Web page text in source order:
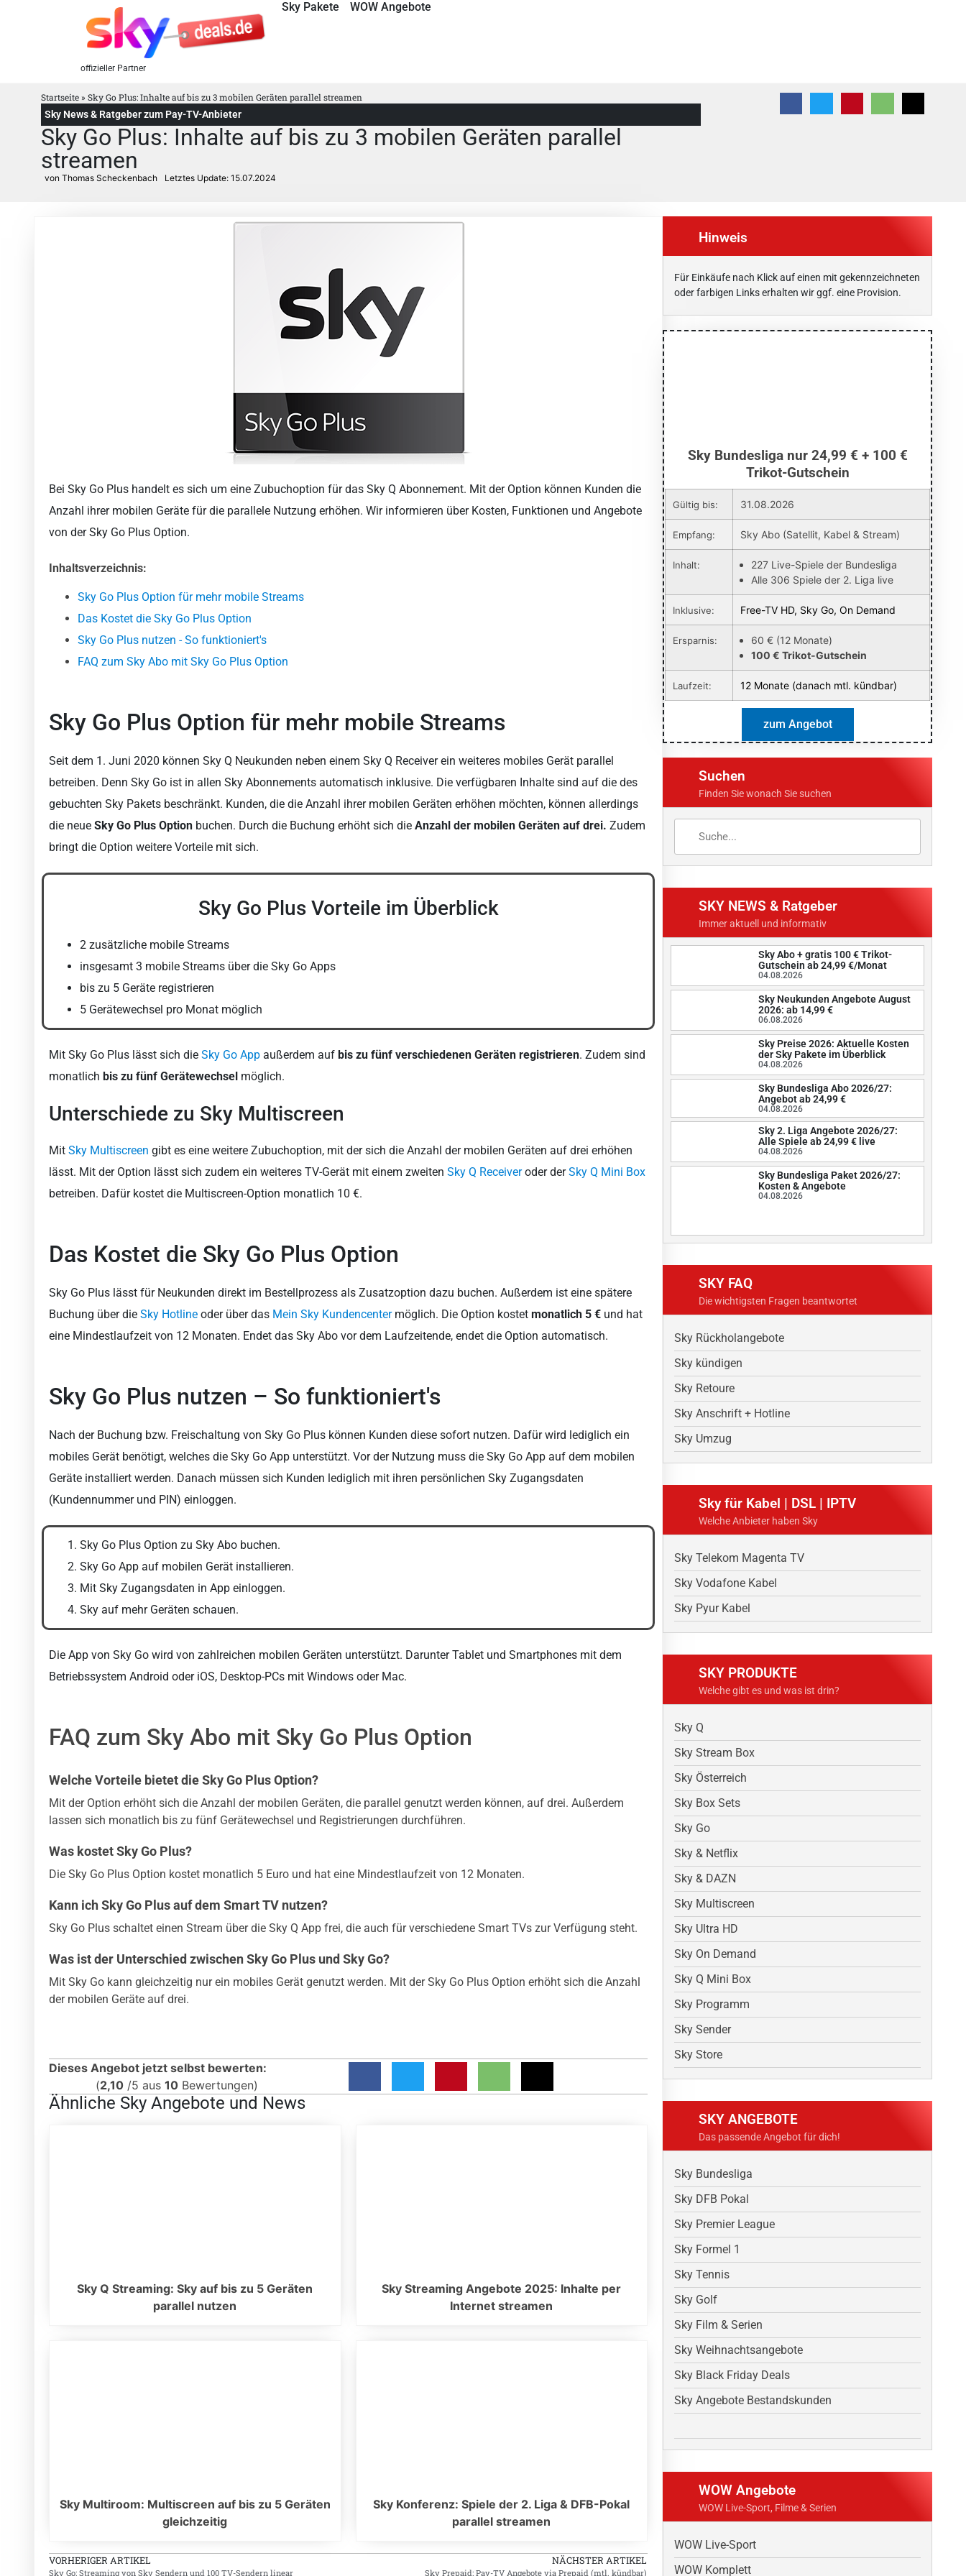
offizieller Partner
Sky Pakete WOW Angebote
Startseite» Sky Go Plus: Inhalte auf bis zu 3 mobilen Geräten parallel streamen
Sky News & Ratgeber zum Pay-TV-Anbieter
Sky Go Plus: Inhalte auf bis zu 3 mobilen Geräten parallel
streamen
von Thomas Scheckenbach Letztes Update: 15.07.2024
Bei Sky Go Plus handelt es sich um eine Zubuchoption für das Sky Q Abonnement. Mit der Option können Kunden die
Anzahl ihrer mobilen Geräte für die parallele Nutzung erhöhen. Wir informieren über Kosten, Funktionen und Angebote
von der Sky Go Plus Option.
Inhaltsverzeichnis:
Sky Go Plus Option für mehr mobile Streams
Das Kostet die Sky Go Plus Option
Sky Go Plus nutzen - So funktioniert's
FAQ zum Sky Abo mit Sky Go Plus Option
Sky Go Plus Option für mehr mobile Streams
Seit dem 1. Juni 2020 können Sky Q Neukunden neben einem Sky Q Receiver ein weiteres mobiles Gerät parallel
betreiben. Denn Sky Go ist in allen Sky Abonnements automatisch inklusive. Die verfügbaren Inhalte sind auf die des
gebuchten Sky Pakets beschränkt. Kunden, die die Anzahl ihrer mobilen Geräten erhöhen möchten, können allerdings
die neue Sky Go Plus Option buchen. Durch die Buchung erhöht sich die Anzahl der mobilen Geräten auf drei. Zudem
bringt die Option weitere Vorteile mit sich.
Sky Go Plus Vorteile im Überblick
2 zusätzliche mobile Streams
insgesamt 3 mobile Streams über die Sky Go Apps
bis zu 5 Geräte registrieren
5 Gerätewechsel pro Monat möglich
Mit Sky Go Plus lässt sich die Sky Go App außerdem auf bis zu fünf verschiedenen Geräten registrieren. Zudem sind
monatlich bis zu fünf Gerätewechsel möglich.
Unterschiede zu Sky Multiscreen
Mit Sky Multiscreen gibt es eine weitere Zubuchoption, mit der sich die Anzahl der mobilen Geräten auf drei erhöhen
lässt. Mit der Option lässt sich zudem ein weiteres TV-Gerät mit einem zweiten Sky Q Receiveroder derSky Q Mini Box
betreiben. Dafür kostet die Multiscreen-Option monatlich 10 €.
Das Kostet die Sky Go Plus Option
Sky Go Plus lässt für Neukunden direkt im Bestellprozess als Zusatzoption dazu buchen. Außerdem ist eine spätere
Buchung über die Sky Hotline oder über das Mein Sky Kundencentermöglich. Die Option kostet monatlich 5 € und hat
eine Mindestlaufzeit von 12 Monaten. Endet das Sky Abo vor dem Laufzeitende, endet die Option automatisch.
Sky Go Plus nutzen – So funktioniert's
Nach der Buchung bzw. Freischaltung von Sky Go Plus können Kunden diese sofort nutzen. Dafür wird lediglich ein
mobiles Gerät benötigt, welches die Sky Go App unterstützt. Vor der Nutzung muss die Sky Go App auf dem mobilen
Geräte installiert werden. Danach müssen sich Kunden lediglich mit ihren persönlichen Sky Zugangsdaten
(Kundennummer und PIN) einloggen.
Sky Go Plus Option zu Sky Abo buchen.
Sky Go App auf mobilen Gerät installieren.
Mit Sky Zugangsdaten in App einloggen.
Sky auf mehr Geräten schauen.
Die App von Sky Go wird von zahlreichen mobilen Geräten unterstützt. Darunter Tablet und Smartphones mit dem
Betriebssystem Android oder iOS, Desktop-PCs mit Windows oder Mac.
FAQ zum Sky Abo mit Sky Go Plus Option
Welche Vorteile bietet die Sky Go Plus Option?
Mit der Option erhöht sich die Anzahl der mobilen Geräten, die parallel genutzt werden können, auf drei. Außerdem
lassen sich monatlich bis zu fünf Gerätewechsel und Registrierungen durchführen.
Was kostet Sky Go Plus?
Die Sky Go Plus Option kostet monatlich 5 Euro und hat eine Mindestlaufzeit von 12 Monaten.
Kann ich Sky Go Plus auf dem Smart TV nutzen?
Sky Go Plus schaltet einen Stream über die Sky Q App frei, die auch für verschiedene Smart TVs zur Verfügung steht.
Was ist der Unterschied zwischen Sky Go Plus und Sky Go?
Mit Sky Go kann gleichzeitig nur ein mobiles Gerät genutzt werden. Mit der Sky Go Plus Option erhöht sich die Anzahl
der mobilen Geräte auf drei.
Dieses Angebot jetzt selbst bewerten:
(2,10 /5 aus 10 Bewertungen)
Ähnliche Sky Angebote und News
Sky Q Streaming: Sky auf bis zu 5 Geräten
parallel nutzen
Sky Streaming Angebote 2025: Inhalte per
Internet streamen
Sky Multiroom: Multiscreen auf bis zu 5 Geräten
gleichzeitig
Sky Konferenz: Spiele der 2. Liga & DFB-Pokal
parallel streamen
VORHERIGER ARTIKEL
Sky Go: Streaming von Sky Sendern und 100 TV-Sendern linear
NÄCHSTER ARTIKEL
Sky Prepaid: Pay-TV Angebote via Prepaid (mtl. kündbar)
Hinweis
Für Einkäufe nach Klick auf einen mit gekennzeichneten
oder farbigen Links erhalten wir ggf. eine Provision.
Sky Bundesliga nur 24,99 € + 100 €
Trikot-Gutschein
Gültig bis: 31.08.2026
Empfang: Sky Abo (Satellit, Kabel & Stream)
Inhalt:
227 Live-Spiele der Bundesliga
Alle 306 Spiele der 2. Liga live
Inklusive: Free-TV HD, Sky Go, On Demand
Ersparnis:
60 € (12 Monate)
100 € Trikot-Gutschein
Laufzeit: 12 Monate (danach mtl. kündbar)
zum Angebot
Suchen
Finden Sie wonach Sie suchen
SKY NEWS & Ratgeber
Immer aktuell und informativ
Sky Abo + gratis 100 € Trikot-
Gutschein ab 24,99 €/Monat
04.08.2026
Sky Neukunden Angebote August
2026: ab 14,99 €
06.08.2026
Sky Preise 2026: Aktuelle Kosten
der Sky Pakete im Überblick
04.08.2026
Sky Bundesliga Abo 2026/27:
Angebot ab 24,99 €
04.08.2026
Sky 2. Liga Angebote 2026/27:
Alle Spiele ab 24,99 € live
04.08.2026
Sky Bundesliga Paket 2026/27:
Kosten & Angebote
04.08.2026
SKY FAQ
Die wichtigsten Fragen beantwortet
Sky Rückholangebote
Sky kündigen
Sky Retoure
Sky Anschrift + Hotline
Sky Umzug
Sky für Kabel | DSL | IPTV
Welche Anbieter haben Sky
Sky Telekom Magenta TV
Sky Vodafone Kabel
Sky Pyur Kabel
SKY PRODUKTE
Welche gibt es und was ist drin?
Sky Q
Sky Stream Box
Sky Österreich
Sky Box Sets
Sky Go
Sky & Netflix
Sky & DAZN
Sky Multiscreen
Sky Ultra HD
Sky On Demand
Sky Q Mini Box
Sky Programm
Sky Sender
Sky Store
SKY ANGEBOTE
Das passende Angebot für dich!
Sky Bundesliga
Sky DFB Pokal
Sky Premier League
Sky Formel 1
Sky Tennis
Sky Golf
Sky Film & Serien
Sky Weihnachtsangebote
Sky Black Friday Deals
Sky Angebote Bestandskunden
WOW Angebote
WOW Live-Sport, Filme & Serien
WOW Live-Sport
WOW Komplett